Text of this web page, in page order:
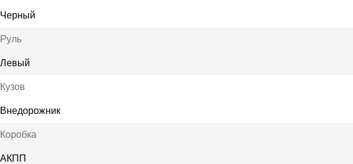
Черный
Руль
Левый
Кузов
Внедорожник
Коробка
АКПП